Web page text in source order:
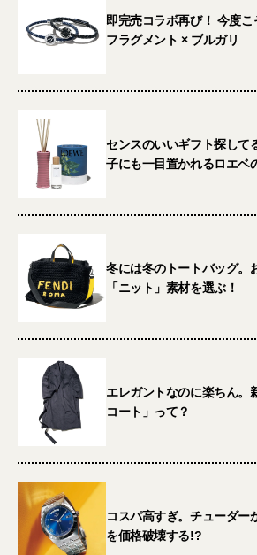
即完売コラボ再び！ 今度
フラグメント × ブルガリ
センスのいいギフト探して
子にも一目置かれるロエベ
冬には冬のトートバッグ。
「ニット」素材を選ぶ！
エレガントなのに楽ちん。
コート」って？
コスパ高すぎ。チューダー
を価格破壊する!?